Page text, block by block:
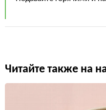
Читайте также на